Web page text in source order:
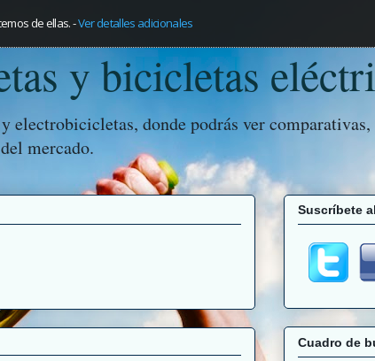
de ellas.-Ver detalles adicionales
y bicicletas
electrobicicletas, donde podrás ver
mercado.
Suscríbete
Cuadro de